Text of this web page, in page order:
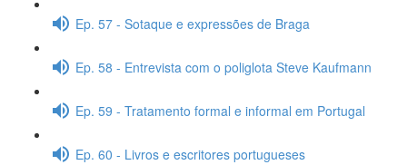
Ep. 57 - Sotaque e expressões de Braga
Ep. 58 - Entrevista com o poliglota Steve Kaufmann
Ep. 59 - Tratamento formal e informal em Portugal
Ep. 60 - Livros e escritores portugueses